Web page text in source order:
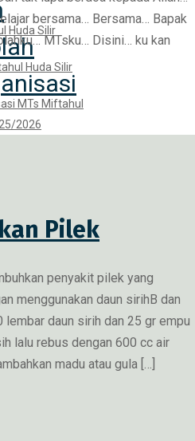
Huda Silir
Huda Silir
MTs Miftahul
2026
bersama… Bersama… Bapak
MTsku… Disini… ku kan
Pilek
penyakit pilek yang
menggunakan daun sirihB dan
daun sirih dan 25 gr empu
lalu rebus dengan 600 cc air
madu atau gula […]